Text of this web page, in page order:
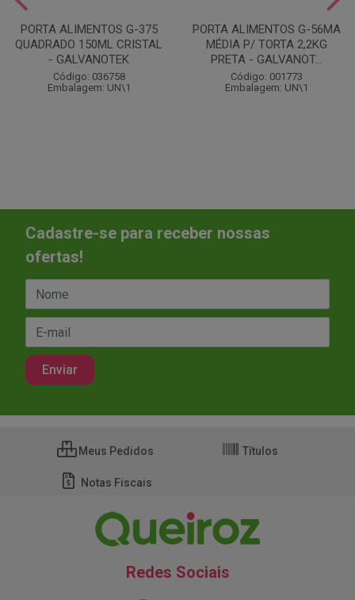
PORTA ALIMENTOS G-375
QUADRADO 150ML CRISTAL
- GALVANOTEK
Código: 036758
Embalagem: UN\1
PORTA ALIMENTOS G-56MA
MÉDIA P/ TORTA 2,2KG
PRETA - GALVANOT...
Código: 001773
Embalagem: UN\1
Cadastre-se para receber nossas
ofertas!
Meus Pedidos Títulos
Notas Fiscais
Redes Sociais